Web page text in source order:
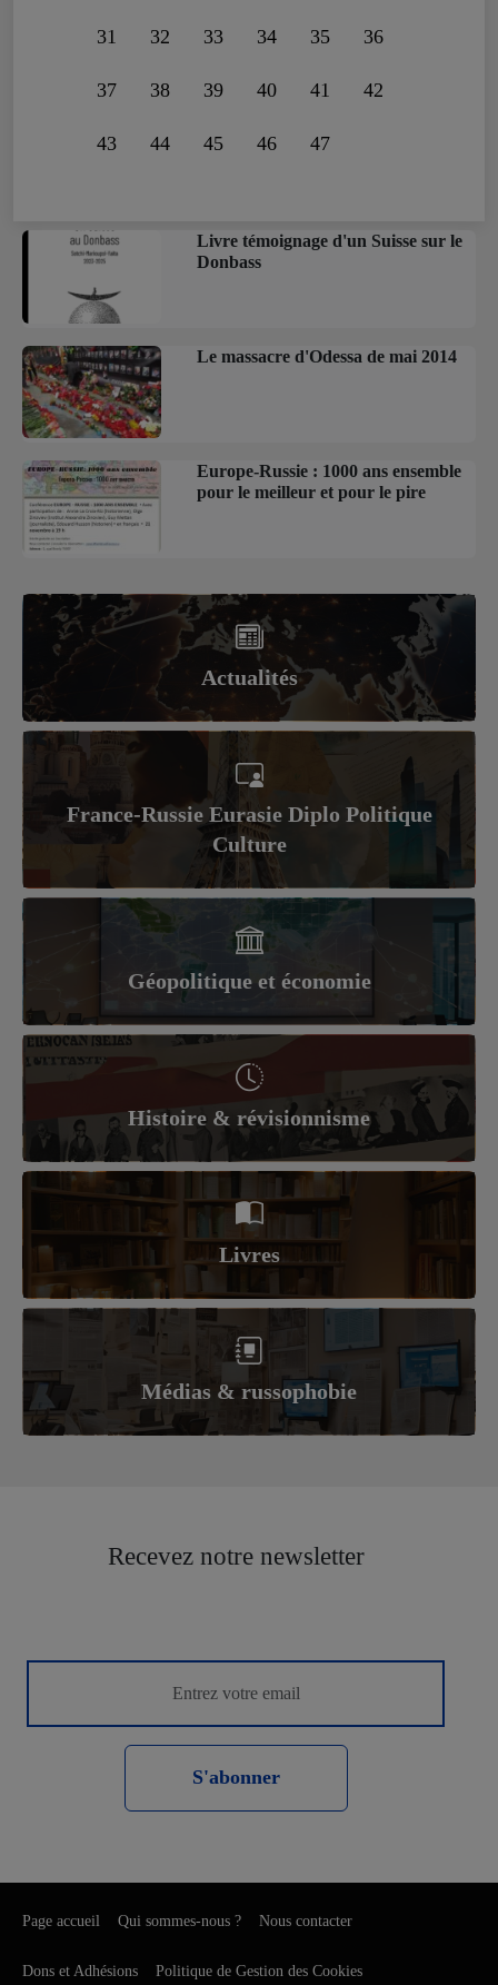
31 32 33 34 35 36
37 38 39 40 41 42
43 44 45 46 47
Livre témoignage d'un Suisse sur le
Donbass
Le massacre d'Odessa de mai 2014
Europe-Russie : 1000 ans ensemble
pour le meilleur et pour le pire
Actualités
France-Russie Eurasie Diplo Politique
Culture
Géopolitique et économie
Histoire & révisionnisme
Livres
Médias & russophobie
Recevez notre newsletter
S'abonner
Page accueil Qui sommes-nous ? Nous contacter
Dons et Adhésions Politique de Gestion des Cookies